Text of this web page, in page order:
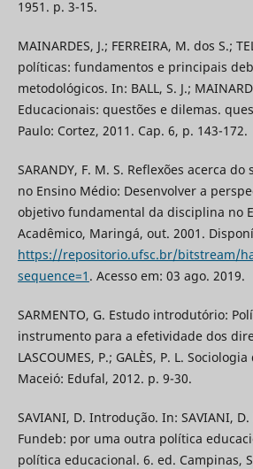
1951. p. 3-15.
MAINARDES, J.; FERREIRA, M. dos S.;
políticas: fundamentos e principais
metodológicos. In: BALL, S. J.;
Educacionais: questões e dilemas.
Paulo: Cortez, 2011. Cap. 6, p. 143-172.
SARANDY, F. M. S. Reflexões acerca
no Ensino Médio: Desenvolver a
objetivo fundamental da disciplina no
Acadêmico, Maringá, out. 2001.
https://repositorio.ufsc.br/bitstream/
sequence=1 . Acesso em: 03 ago. 2019.
SARMENTO, G. Estudo introdutório:
instrumento para a efetividade dos
LASCOUMES, P.; GALÈS, P. L.
Maceió: Edufal, 2012. p. 9-30.
SAVIANI, D. Introdução. In: SAVIANI, D.
Fundeb: por uma outra política
política educacional. 6. ed. Campinas,